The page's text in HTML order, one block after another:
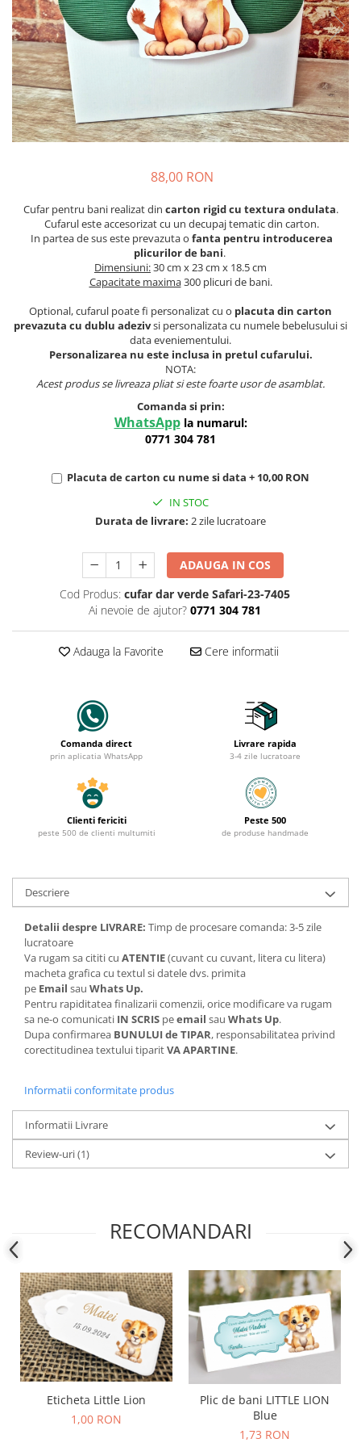
Meniuri & nr de BOTEZ
Plicuri si cartoane pentru INVITATII
TAVA pentru MOT
Cruciulite de BOTEZ
Invitatii BANCHET
Baloane & decoratiuni BOTEZ
Pahare Miri & Nasi
Cocarde nunta
Inmormatare/pomana
Meniuri pentru NUNTA
Decoratiuni NUNTA
88,00 RON
Cufar pentru bani realizat din carton rigid cu textura ondulata.
Cufarul este accesorizat cu un decupaj tematic din carton.
In partea de sus este prevazuta o fanta pentru introducerea
plicurilor de bani.
Dimensiuni:30 cm x 23 cm x 18.5 cm
Capacitate maxima300 plicuri de bani.
Optional, cufarul poate fi personalizat cu o placuta din carton
prevazuta cu dublu adezivsi personalizata cu numele bebelusului si
data eveniementului.
Personalizarea nu este inclusa in pretul cufarului.
NOTA:
Acest produs se livreaza pliat si este foarte usor de asamblat.
Comanda si prin:
WhatsApp la numarul:
0771 304 781
Placuta de carton cu nume si data + 10,00 RON
IN STOC
Durata de livrare: 2 zile lucratoare
ADAUGA IN COS
Cod Produs: cufar dar verde Safari-23-7405
Ai nevoie de ajutor? 0771 304 781
Adauga la Favorite Cere informatii
Comanda direct
prin aplicatia WhatsApp
Livrare rapida
3-4 zile lucratoare
Clienti fericiti
peste 500 de clienti multumiti
Peste 500
de produse handmade
Descriere
Detalii despre LIVRARE: Timp de procesare comanda: 3-5 zile
lucratoare
Va rugam sa cititi cu ATENTIE(cuvant cu cuvant, litera cu litera)
macheta grafica cu textul si datele dvs. primita
pe Email sau Whats Up.
Pentru rapiditatea finalizarii comenzii, orice modificare va rugam
sa ne-o comunicati IN SCRIS peemail sau Whats Up.
Dupa confirmarea BUNULUI de TIPAR, responsabilitatea privind
corectitudinea textului tiparitVA APARTINE.
Informatii conformitate produs
Informatii Livrare
Review-uri(1)
RECOMANDARI
Eticheta Little Lion
1,00 RON
Plic de bani LITTLE LION
Blue
1,73 RON